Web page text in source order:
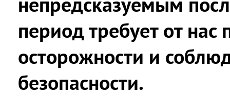
период требует от нас
осторожности и
безопасности.